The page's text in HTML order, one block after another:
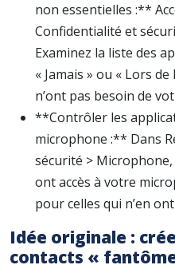
non essentielles :**
Confidentialité et
Examinez la liste des
« Jamais » ou « Lors
n’ont pas besoin de
**Contrôler les
microphone :** Dans
sécurité >
ont accès à votre
pour celles qui n’en
Idée originale :
contacts «